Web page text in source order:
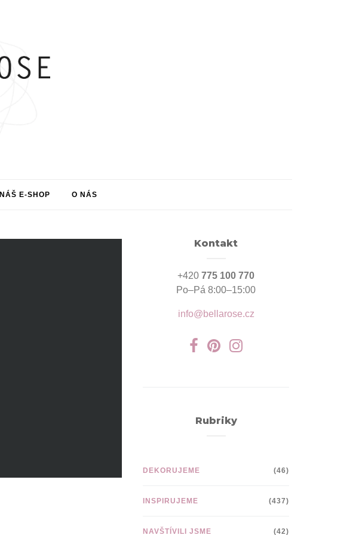
NÁŠ E-SHOP O NÁS
Kontakt
+420 775 100 770
Po–Pá 8:00–15:00
info@bellarose.cz
Rubriky
DEKORUJEME (46)
INSPIRUJEME (437)
NAVŠTÍVILI JSME (42)